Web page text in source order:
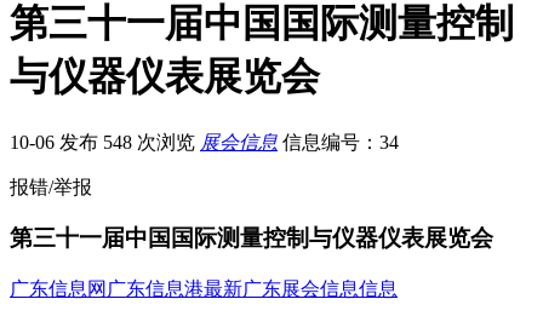
第三十一届中国国际测量控制
与仪器仪表展览会
10-06 发布 548 次浏览 展会信息 信息编号：34
报错/举报
第三十一届中国国际测量控制与仪器仪表展览会
广东信息网 广东信息港最新广东展会信息信息